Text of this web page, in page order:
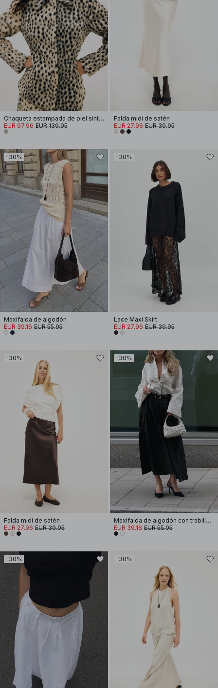
Chaqueta estampada de piel sintética
EUR 97.96 EUR 139.95
Falda midi de satén
EUR 27.96 EUR 39.95
-30%
Maxifalda de algodón
EUR 39.16 EUR 55.95
-30%
Lace Maxi Skirt
EUR 27.96 EUR 39.95
-30%
Falda midi de satén
EUR 27.96 EUR 39.95
-30%
Maxifalda de algodón con trabillas para cinturón
EUR 39.16 EUR 55.95
-30% -30%